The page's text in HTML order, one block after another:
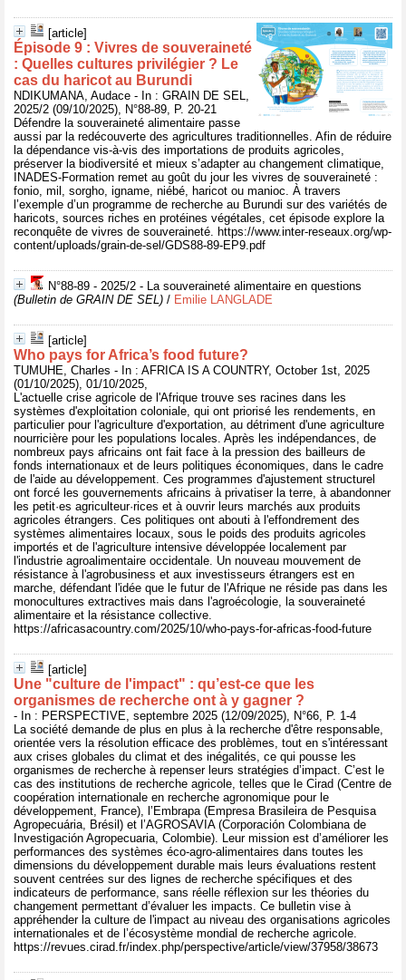
[article]
Épisode 9 : Vivres de souveraineté
: Quelles cultures privilégier ? Le
cas du haricot au Burundi
NDIKUMANA, Audace - In : GRAIN DE SEL,
2025/2 (09/10/2025), N°88-89, P. 20-21
Défendre la souveraineté alimentaire passe
aussi par la redécouverte des agricultures traditionnelles. Afin de réduire
la dépendance vis-à-vis des importations de produits agricoles,
préserver la biodiversité et mieux s’adapter au changement climatique,
INADES-Formation remet au goût du jour les vivres de souveraineté :
fonio, mil, sorgho, igname, niébé, haricot ou manioc. À travers
l’exemple d’un programme de recherche au Burundi sur des variétés de
haricots, sources riches en protéines végétales, cet épisode explore la
reconquête de vivres de souveraineté. https://www.inter-reseaux.org/wp-
content/uploads/grain-de-sel/GDS88-89-EP9.pdf
N°88-89 - 2025/2 - La souveraineté alimentaire en questions
(Bulletin de GRAIN DE SEL) / Emilie LANGLADE
[article]
Who pays for Africa’s food future?
TUMUHE, Charles - In : AFRICA IS A COUNTRY, October 1st, 2025
(01/10/2025), 01/10/2025,
L'actuelle crise agricole de l'Afrique trouve ses racines dans les
systèmes d'exploitation coloniale, qui ont priorisé les rendements, en
particulier pour l'agriculture d'exportation, au détriment d'une agriculture
nourricière pour les populations locales. Après les indépendances, de
nombreux pays africains ont fait face à la pression des bailleurs de
fonds internationaux et de leurs politiques économiques, dans le cadre
de l'aide au développement. Ces programmes d'ajustement structurel
ont forcé les gouvernements africains à privatiser la terre, à abandonner
les petit·es agriculteur·rices et à ouvrir leurs marchés aux produits
agricoles étrangers. Ces politiques ont abouti à l'effondrement des
systèmes alimentaires locaux, sous le poids des produits agricoles
importés et de l'agriculture intensive développée localement par
l'industrie agroalimentaire occidentale. Un nouveau mouvement de
résistance à l'agrobusiness et aux investisseurs étrangers est en
marche, défendant l'idée que le futur de l'Afrique ne réside pas dans les
monocultures extractives mais dans l'agroécologie, la souveraineté
alimentaire et la résistance collective.
https://africasacountry.com/2025/10/who-pays-for-africas-food-future
[article]
Une "culture de l'impact" : qu’est-ce que les
organismes de recherche ont à y gagner ?
- In : PERSPECTIVE, septembre 2025 (12/09/2025), N°66, P. 1-4
La société demande de plus en plus à la recherche d'être responsable,
orientée vers la résolution efficace des problèmes, tout en s'intéressant
aux crises globales du climat et des inégalités, ce qui pousse les
organismes de recherche à repenser leurs stratégies d’impact. C’est le
cas des institutions de recherche agricole, telles que le Cirad (Centre de
coopération internationale en recherche agronomique pour le
développement, France), l’Embrapa (Empresa Brasileira de Pesquisa
Agropecuária, Brésil) et l’AGROSAVIA (Corporación Colombiana de
Investigación Agropecuaria, Colombie). Leur mission est d’améliorer les
performances des systèmes éco-agro-alimentaires dans toutes les
dimensions du développement durable mais leurs évaluations restent
souvent centrées sur des lignes de recherche spécifiques et des
indicateurs de performance, sans réelle réflexion sur les théories du
changement permettant d’évaluer les impacts. Ce bulletin vise à
appréhender la culture de l'impact au niveau des organisations agricoles
internationales et de l’écosystème mondial de recherche agricole.
https://revues.cirad.fr/index.php/perspective/article/view/37958/38673